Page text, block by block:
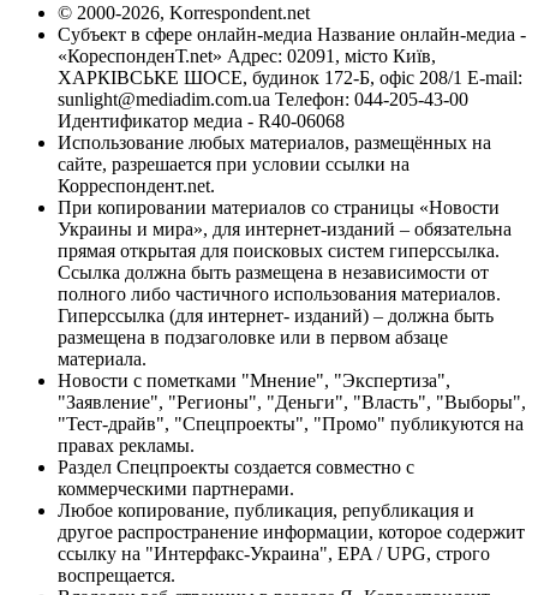
© 2000-2026, Korrespondent.net
Субъект в сфере онлайн-медиа Название онлайн-медиа -
«КореспонденТ.net» Адрес: 02091, місто Київ,
ХАРКІВСЬКЕ ШОСЕ, будинок 172-Б, офіс 208/1 E-mail:
sunlight@mediadim.com.ua Телефон: 044-205-43-00
Идентификатор медиа - R40-06068
Использование любых материалов, размещённых на
сайте, разрешается при условии ссылки на
Корреспондент.net.
При копировании материалов со страницы «Новости
Украины и мира», для интернет-изданий – обязательна
прямая открытая для поисковых систем гиперссылка.
Ссылка должна быть размещена в независимости от
полного либо частичного использования материалов.
Гиперссылка (для интернет- изданий) – должна быть
размещена в подзаголовке или в первом абзаце
материала.
Новости с пометками "Мнение", "Экспертиза",
"Заявление", "Регионы", "Деньги", "Власть", "Выборы",
"Тест-драйв", "Спецпроекты", "Промо" публикуются на
правах рекламы.
Раздел Спецпроекты создается совместно с
коммерческими партнерами.
Любое копирование, публикация, републикация и
другое распространение информации, которое содержит
ссылку на "Интерфакс-Украина", EPA / UPG, строго
воспрещается.